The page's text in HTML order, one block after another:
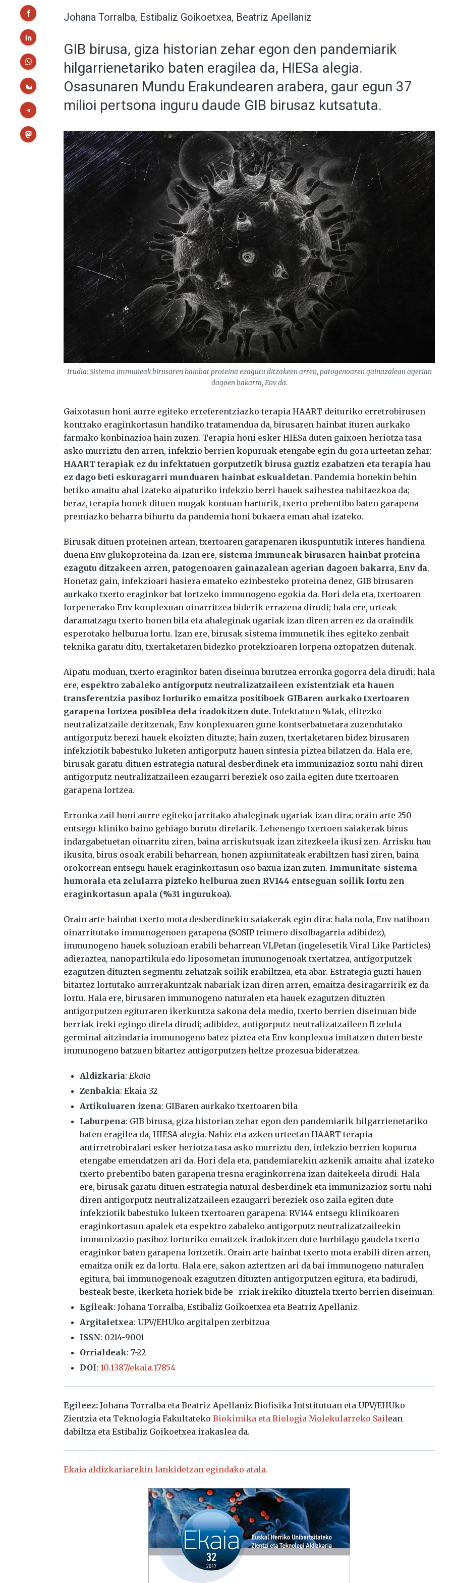
Johana Torralba, Estibaliz Goikoetxea, Beatriz Apellaniz
GIB birusa, giza historian zehar egon den pandemiarik
hilgarrienetariko baten eragilea da, HIESa alegia.
Osasunaren Mundu Erakundearen arabera, gaur egun 37
milioi pertsona inguru daude GIB birusaz kutsatuta.
Irudia: Sistema immuneak birusaren hainbat proteina ezagutu ditzakeen arren, patogenoaren gainazalean agerian
dagoen bakarra, Env da.
Gaixotasun honi aurre egiteko erreferentziazko terapia HAART deituriko erretrobirusen
kontrako eraginkortasun handiko tratamendua da, birusaren hainbat ituren aurkako
farmako konbinazioa hain zuzen. Terapia honi esker HIESa duten gaixoen heriotza tasa
asko murriztu den arren, infekzio berrien kopuruak etengabe egin du gora urteetan zehar:
HAART terapiak ez du infektatuen gorputzetik birusa guztiz ezabatzen eta terapia hau
ez dago beti eskuragarri munduaren hainbat eskualdetan. Pandemia honekin behin
betiko amaitu ahal izateko aipaturiko infekzio berri hauek saihestea nahitaezkoa da;
beraz, terapia honek dituen mugak kontuan harturik, txerto prebentibo baten garapena
premiazko beharra bihurtu da pandemia honi bukaera eman ahal izateko.
Birusak dituen proteinen artean, txertoaren garapenaren ikuspuntutik interes handiena
duena Env glukoproteina da. Izan ere, sistema immuneak birusaren hainbat proteina
ezagutu ditzakeen arren, patogenoaren gainazalean agerian dagoen bakarra, Env da.
Honetaz gain, infekzioari hasiera emateko ezinbesteko proteina denez, GIB birusaren
aurkako txerto eraginkor bat lortzeko immunogeno egokia da. Hori dela eta, txertoaren
lorpenerako Env konplexuan oinarritzea biderik errazena dirudi; hala ere, urteak
daramatzagu txerto honen bila eta ahaleginak ugariak izan diren arren ez da oraindik
esperotako helburua lortu. Izan ere, birusak sistema immunetik ihes egiteko zenbait
teknika garatu ditu, txertaketaren bidezko protekzioaren lorpena oztopatzen dutenak.
Aipatu moduan, txerto eraginkor baten diseinua burutzea erronka gogorra dela dirudi; hala
ere, espektro zabaleko antigorputz neutralizatzaileen existentziak eta hauen
transferentzia pasiboz lorturiko emaitza positiboek GIBaren aurkako txertoaren
garapena lortzea posiblea dela iradokitzen dute. Infektatuen %1ak, elitezko
neutralizatzaile deritzenak, Env konplexuaren gune kontserbatuetara zuzendutako
antigorputz berezi hauek ekoizten dituzte; hain zuzen, txertaketaren bidez birusaren
infekziotik babestuko luketen antigorputz hauen sintesia piztea bilatzen da. Hala ere,
birusak garatu dituen estrategia natural desberdinek eta immunizazioz sortu nahi diren
antigorputz neutralizatzaileen ezaugarri bereziek oso zaila egiten dute txertoaren
garapena lortzea.
Erronka zail honi aurre egiteko jarritako ahaleginak ugariak izan dira; orain arte 250
entsegu kliniko baino gehiago burutu direlarik. Lehenengo txertoen saiakerak birus
indargabetuetan oinarritu ziren, baina arriskutsuak izan zitezkeela ikusi zen. Arrisku hau
ikusita, birus osoak erabili beharrean, honen azpiunitateak erabiltzen hasi ziren, baina
orokorrean entsegu hauek eraginkortasun oso baxua izan zuten. Immunitate-sistema
humorala eta zelularra pizteko helburua zuen RV144 entseguan soilik lortu zen
eraginkortasun apala (%31 ingurukoa).
Orain arte hainbat txerto mota desberdinekin saiakerak egin dira: hala nola, Env natiboan
oinarritutako immunogenoen garapena (SOSIP trimero disolbagarria adibidez),
immunogeno hauek soluzioan erabili beharrean VLPetan (ingelesetik Viral Like Particles)
adieraztea, nanopartikula edo liposometan immunogenoak txertatzea, antigorputzek
ezagutzen dituzten segmentu zehatzak soilik erabiltzea, eta abar. Estrategia guzti hauen
bitartez lortutako aurrerakuntzak nabariak izan diren arren, emaitza desiragarririk ez da
lortu. Hala ere, birusaren immunogeno naturalen eta hauek ezagutzen dituzten
antigorputzen egituraren ikerkuntza sakona dela medio, txerto berrien diseinuan bide
berriak ireki egingo direla dirudi; adibidez, antigorputz neutralizatzaileen B zelula
germinal aitzindaria immunogeno batez piztea eta Env konplexua imitatzen duten beste
immunogeno batzuen bitartez antigorputzen heltze prozesua bideratzea.
Aldizkaria:Ekaia
Zenbakia: Ekaia 32
Artikuluaren izena: GIBaren aurkako txertoaren bila
Laburpena: GIB birusa, giza historian zehar egon den pandemiarik hilgarrienetariko
baten eragilea da, HIESA alegia. Nahiz eta azken urteetan HAART terapia
antirretrobiralari esker heriotza tasa asko murriztu den, infekzio berrien kopurua
etengabe emendatzen ari da. Hori dela eta, pandemiarekin azkenik amaitu ahal izateko
txerto prebentibo baten garapena tresna eraginkorrena izan daitekeela dirudi. Hala
ere, birusak garatu dituen estrategia natural desberdinek eta immunizazioz sortu nahi
diren antigorputz neutralizatzaileen ezaugarri bereziek oso zaila egiten dute
infekziotik babestuko lukeen txertoaren garapena. RV144 entsegu klinikoaren
eraginkortasun apalek eta espektro zabaleko antigorputz neutralizatzaileekin
immunizazio pasiboz lorturiko emaitzek iradokitzen dute hurbilago gaudela txerto
eraginkor baten garapena lortzetik. Orain arte hainbat txerto mota erabili diren arren,
emaitza onik ez da lortu. Hala ere, sakon aztertzen ari da bai immunogeno naturalen
egitura, bai immunogenoak ezagutzen dituzten antigorputzen egitura, eta badirudi,
besteak beste, ikerketa horiek bide be- rriak irekiko dituztela txerto berrien diseinuan.
Egileak: Johana Torralba, Estibaliz Goikoetxea eta Beatriz Apellaniz
Argitaletxea: UPV/EHUko argitalpen zerbitzua
ISSN: 0214-9001
Orrialdeak: 7-22
DOI:10.1387/ekaia.17854
Egileez: Johana Torralba eta Beatriz Apellaniz Biofisika Intstitutuan eta UPV/EHUko
Zientzia eta Teknologia FakultatekoBiokimika eta Biologia Molekularreko Sailean
dabiltza eta Estibaliz Goikoetxea irakaslea da.
Ekaia aldizkariarekin lankidetzan egindako atala.